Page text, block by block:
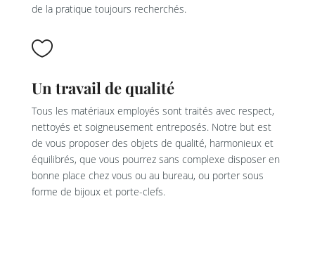
de la pratique toujours recherchés.

Un travail de qualité
Tous les matériaux employés sont traités avec respect,
nettoyés et soigneusement entreposés. Notre but est
de vous proposer des objets de qualité, harmonieux et
équilibrés, que vous pourrez sans complexe disposer en
bonne place chez vous ou au bureau, ou porter sous
forme de bijoux et porte-clefs.